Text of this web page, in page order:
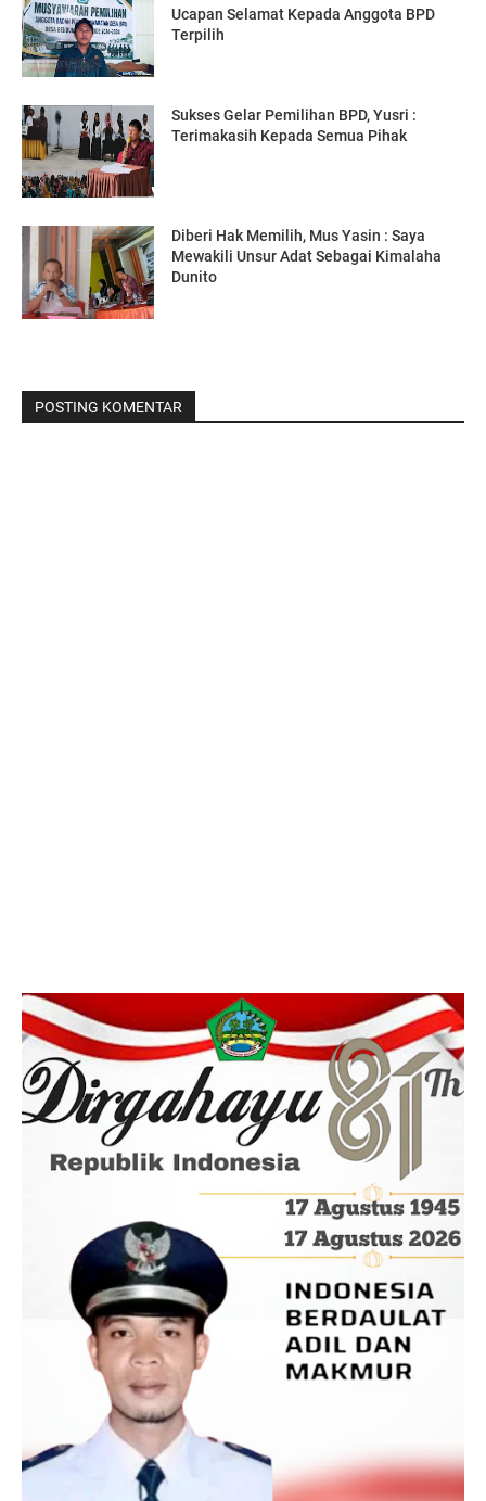
Ucapan Selamat Kepada Anggota BPD
Terpilih
Sukses Gelar Pemilihan BPD, Yusri :
Terimakasih Kepada Semua Pihak
Diberi Hak Memilih, Mus Yasin : Saya
Mewakili Unsur Adat Sebagai Kimalaha
Dunito
POSTING KOMENTAR